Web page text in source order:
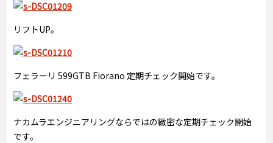
リフトUP。
フェラーリ 599GTB Fiorano 定期チェック開始です。
ナカムラエンジニアリングならではの緻密な定期チェック開始
です。